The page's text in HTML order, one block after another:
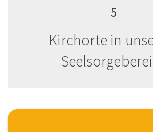
5
Kirchorte in